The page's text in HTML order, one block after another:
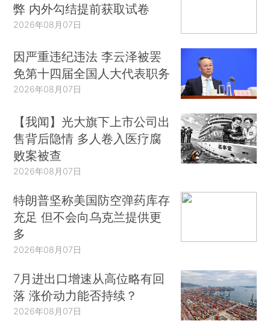
弊 内外勾结提前获取试卷
2026年08月07日
因严重违纪违法 李云泽被罢
免第十四届全国人大代表职务
2026年08月07日
【我闻】光大旗下上市公司出
售背后隐情 多人卷入医疗腐
败案被查
2026年08月07日
特朗普坚称美国防空弹药库存
充足 但不会向乌克兰提供更
多
2026年08月07日
7月进出口增速从高位略有回
落 涨价动力能否持续？
2026年08月07日